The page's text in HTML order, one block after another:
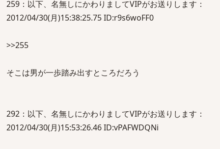
259：以下、名無しにかわりましてVIPがお送りします：
2012/04/30(月)15:38:25.75 ID:r9s6woFF0
>>255
そこは男が一歩踏み出すところだろう
292：以下、名無しにかわりましてVIPがお送りします：
2012/04/30(月)15:53:26.46 ID:vPAFWDQNi